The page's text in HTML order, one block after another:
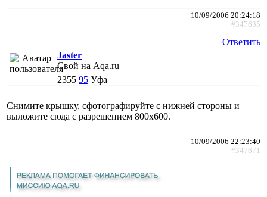
10/09/2006 20:24:18
#347635
Ответить
Jaster
Свой на Aqa.ru
2355 95 Уфа
Снимите крышку, сфотографируйте с нижней стороны и
выложите сюда с разрешением 800х600.
10/09/2006 22:23:40
#347671